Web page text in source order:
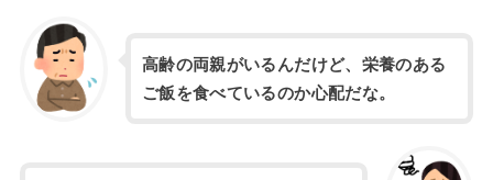
高齢の両親がいるんだけど、栄養のある
ご飯を食べているのか心配だな。